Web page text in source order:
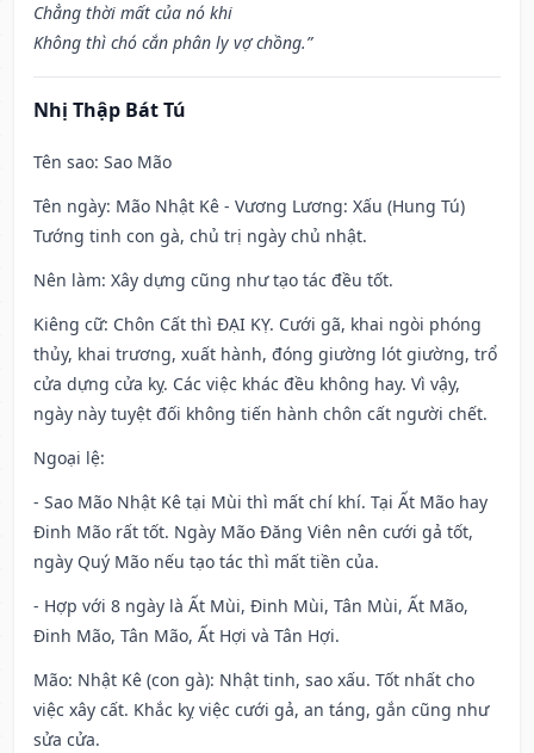
Chẳng thời mất của nó khi
Không thì chó cắn phân ly vợ chồng.”
Nhị Thập Bát Tú
Tên sao: Sao Mão
Tên ngày: Mão Nhật Kê - Vương Lương: Xấu (Hung Tú)
Tướng tinh con gà, chủ trị ngày chủ nhật.
Nên làm: Xây dựng cũng như tạo tác đều tốt.
Kiêng cữ: Chôn Cất thì ĐẠI KỴ. Cưới gã, khai ngòi phóng
thủy, khai trương, xuất hành, đóng giường lót giường, trổ
cửa dựng cửa kỵ. Các việc khác đều không hay. Vì vậy,
ngày này tuyệt đối không tiến hành chôn cất người chết.
Ngoại lệ:
- Sao Mão Nhật Kê tại Mùi thì mất chí khí. Tại Ất Mão hay
Đinh Mão rất tốt. Ngày Mão Đăng Viên nên cưới gả tốt,
ngày Quý Mão nếu tạo tác thì mất tiền của.
- Hợp với 8 ngày là Ất Mùi, Đinh Mùi, Tân Mùi, Ất Mão,
Đinh Mão, Tân Mão, Ất Hợi và Tân Hợi.
Mão: Nhật Kê (con gà): Nhật tinh, sao xấu. Tốt nhất cho
việc xây cất. Khắc kỵ việc cưới gả, an táng, gắn cũng như
sửa cửa.